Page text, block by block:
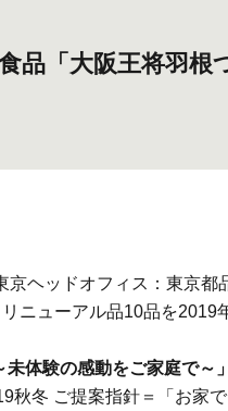
品「大阪王将羽
京ヘッドオフィス：東京
ニューアル品10品を2019
体験の感動をご家庭で～」
秋冬 ご提案指針＝「お家